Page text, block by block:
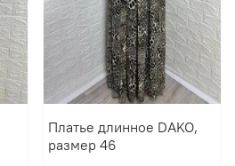
Платье длинное DAKO,
размер 46